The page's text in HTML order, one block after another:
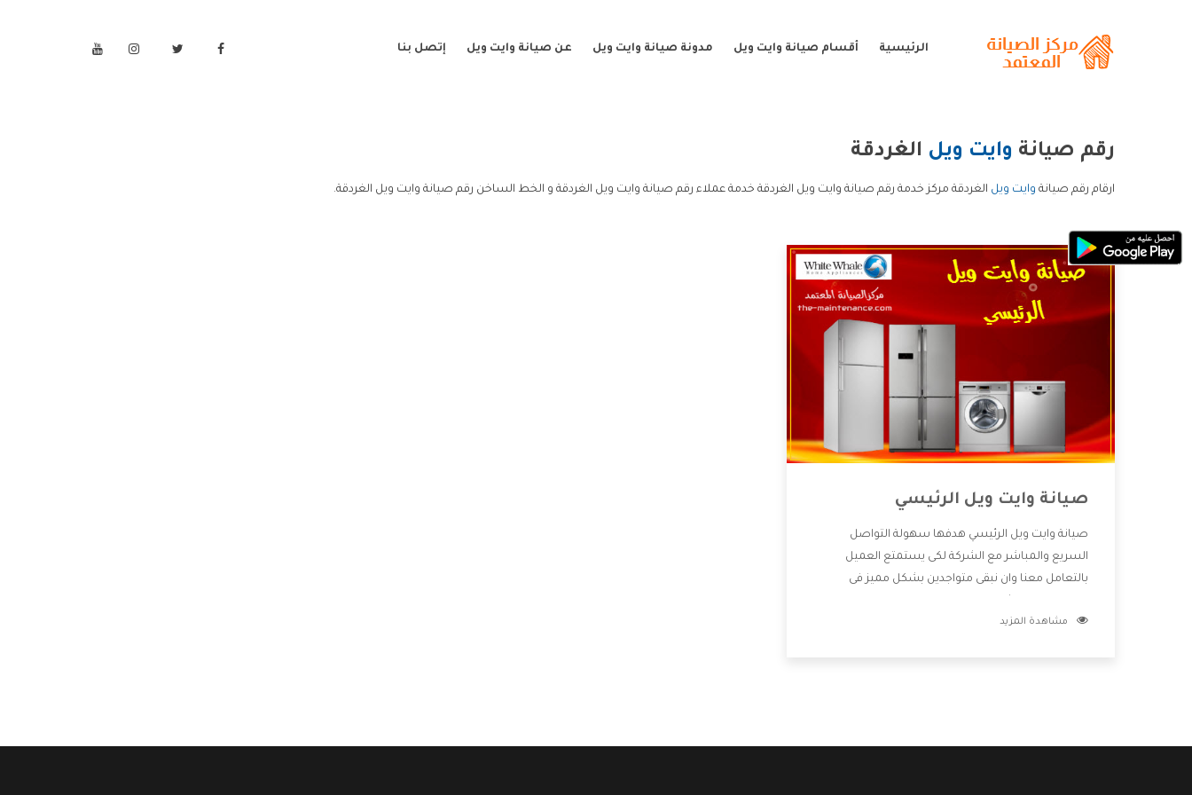
الرئيسية أقسام صيانة وايت ويل مدونة صيانة وايت ويل عن صيانة وايت ويل إتصل بنا
رقم صيانة وايت ويل الغردقة
ارقام رقم صيانة وايت ويل الغردقة مركز خدمة رقم صيانة وايت ويل الغردقة خدمة عملاء رقم صيانة وايت ويل الغردقة و الخط الساخن رقم صيانة وايت ويل الغردقة.
صيانة وايت ويل الرئيسي
صيانة وايت ويل الرئيسي هدفها سهولة التواصل
السريع والمباشر مع الشركة لكى يستمتع العميل
بالتعامل معنا وان نبقى متواجدين بشكل مميز فى
للعميل وان يستمتع بالخدمات التى تنفرد الشركة بها
مشاهدة المزيد